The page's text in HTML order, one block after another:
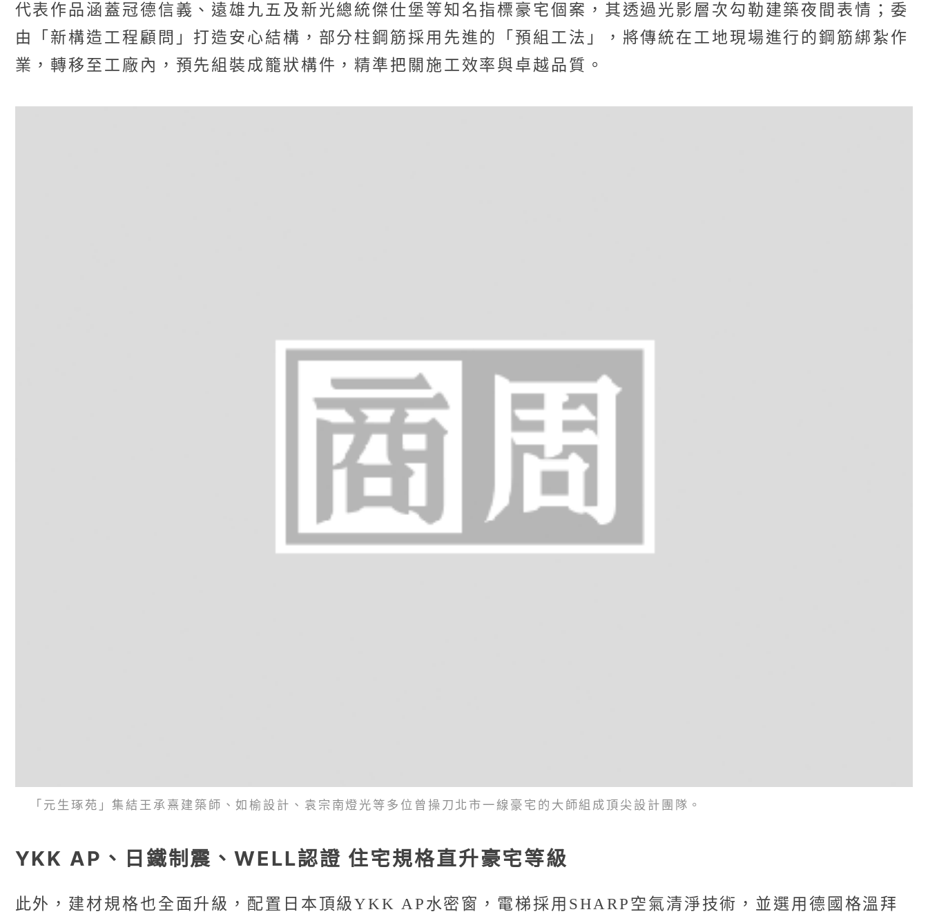
代表作品涵蓋冠德信義、遠雄九五及新光總統傑仕堡等知名指標豪宅個案，其透過光影層次勾勒建築夜間表情；委
由「新構造工程顧問」打造安心結構，部分柱鋼筋採用先進的「預組工法」，將傳統在工地現場進行的鋼筋綁紮作
業，轉移至工廠內，預先組裝成籠狀構件，精準把關施工效率與卓越品質。
「元生琢苑」集結王承熹建築師、如榆設計、袁宗南燈光等多位曾操刀北市一線豪宅的大師組成頂尖設計團隊。
YKK AP、日鐵制震、WELL認證 住宅規格直升豪宅等級
此外，建材規格也全面升級，配置日本頂級YKK AP水密窗，電梯採用SHARP空氣清淨技術，並選用德國格溫拜